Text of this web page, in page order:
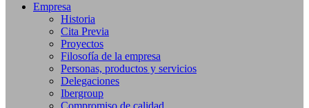
Empresa
Historia
Cita Previa
Proyectos
Filosofía de la empresa
Personas, productos y servicios
Delegaciones
Ibergroup
Compromiso de calidad